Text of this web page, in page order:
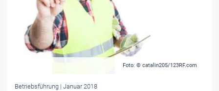
Foto: © catalin205/123RF.com
Betriebsführung | Januar 2018